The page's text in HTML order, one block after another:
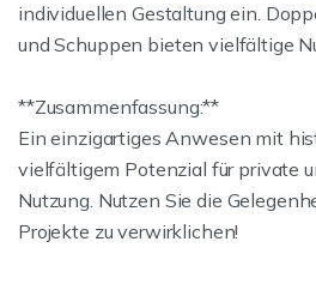
individuellen Gestaltung ein.
und Schuppen bieten vielfältige
**Zusammenfassung:**
Ein einzigartiges Anwesen mit
vielfältigem Potenzial für private
Nutzung. Nutzen Sie die
Projekte zu verwirklichen!